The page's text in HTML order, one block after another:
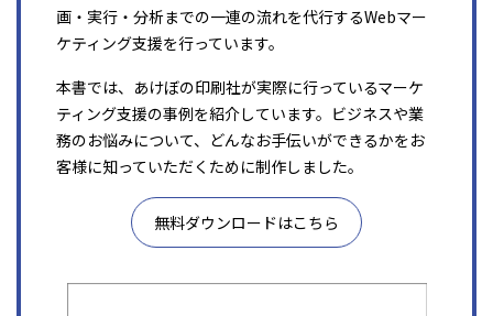
画・実行・分析までの一連の流れを代行するWebマー
ケティング支援を行っています。
本書では、あけぼの印刷社が実際に行っているマーケ
ティング支援の事例を紹介しています。ビジネスや業
務のお悩みについて、どんなお手伝いができるかをお
客様に知っていただくために制作しました。
無料ダウンロードはこちら